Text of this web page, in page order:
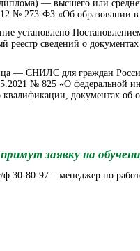
— высшего или
№ 273-ФЗ «Об образовании
установлено
сведений о
— СНИЛС для граждан
№ 825 «О федеральной
документах об
заявку на
30-80-97 – менеджер по